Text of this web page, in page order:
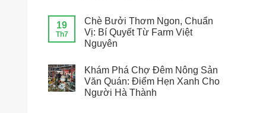
19
Th7
Chè Bưởi Thơm Ngon, Chuẩn
Vị: Bí Quyết Từ Farm Việt
Nguyên
Khám Phá Chợ Đêm Nông Sản
Văn Quán: Điểm Hẹn Xanh Cho
Người Hà Thành